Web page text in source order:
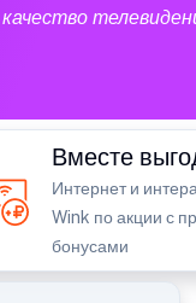
Вместе
Интернет и
Wink по акции с
бонусами